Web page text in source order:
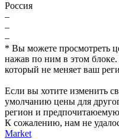
Россия
–
–
–
* Вы можете просмотреть
нажав по ним в этом
который не меняет ваш
Если вы хотите изменить
умолчанию цены для
регион и
К сожалению, нам не
Market